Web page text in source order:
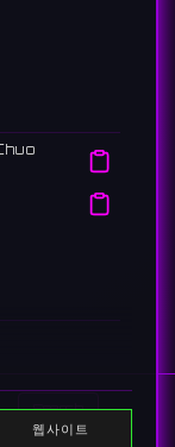
Search
웹사이트